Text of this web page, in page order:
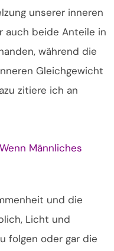
unserer inneren
auch beide Anteile in
während die
Gleichgewicht
zitiere ich an
Männliches
und die
Licht und
folgen oder gar die